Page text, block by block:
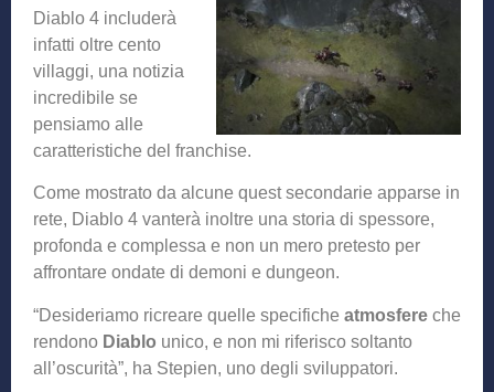
Diablo 4 includerà
infatti oltre cento
villaggi, una notizia
incredibile se
pensiamo alle
caratteristiche del franchise.
Come mostrato da alcune quest secondarie apparse in
rete, Diablo 4 vanterà inoltre una storia di spessore,
profonda e complessa e non un mero pretesto per
affrontare ondate di demoni e dungeon.
“Desideriamo ricreare quelle specifiche atmosfere che
rendono Diablo unico, e non mi riferisco soltanto
all’oscurità”, ha Stepien, uno degli sviluppatori.